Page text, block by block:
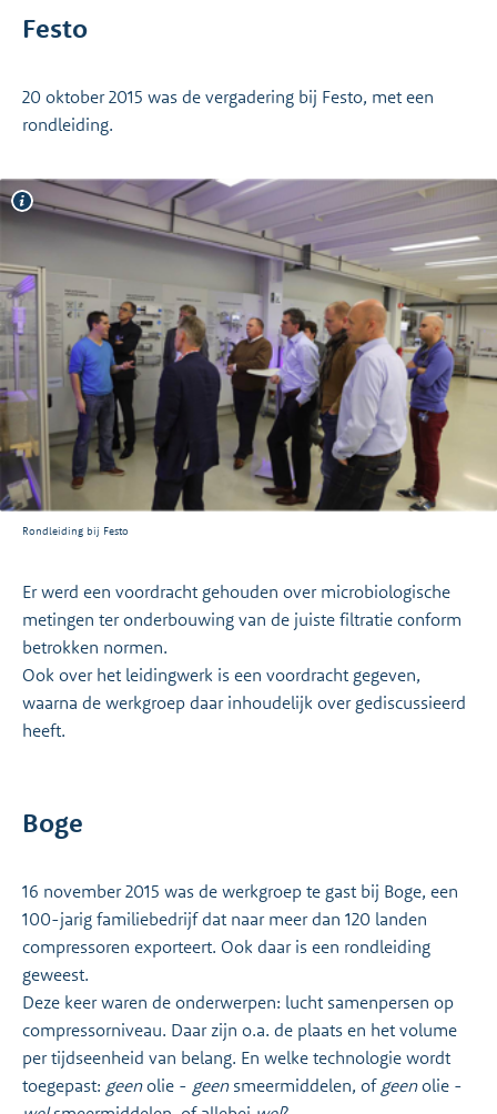
Festo
20 oktober 2015 was de vergadering bij Festo, met een
rondleiding.
Rondleiding bij Festo
Er werd een voordracht gehouden over microbiologische
metingen ter onderbouwing van de juiste filtratie conform
betrokken normen.
Ook over het leidingwerk is een voordracht gegeven,
waarna de werkgroep daar inhoudelijk over gediscussieerd
heeft.
Boge
16 november 2015 was de werkgroep te gast bij Boge, een
100-jarig familiebedrijf dat naar meer dan 120 landen
compressoren exporteert. Ook daar is een rondleiding
geweest.
Deze keer waren de onderwerpen: lucht samenpersen op
compressorniveau. Daar zijn o.a. de plaats en het volume
per tijdseenheid van belang. En welke technologie wordt
toegepast: geenolie - geensmeermiddelen, of geenolie -